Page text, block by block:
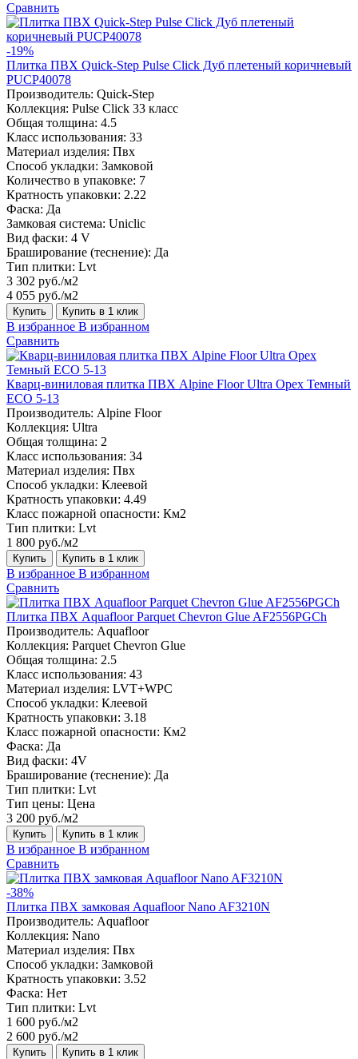
Сравнить
-19%
Плитка ПВХ Quick-Step Pulse Click Дуб плетеный коричневый
PUCP40078
Производитель: Quick-Step
Коллекция: Pulse Click 33 класс
Общая толщина: 4.5
Класс использования: 33
Материал изделия: Пвх
Способ укладки: Замковой
Количество в упаковке: 7
Кратность упаковки: 2.22
Фаска: Да
Замковая система: Uniclic
Вид фаски: 4 V
Браширование (теснение): Да
Тип плитки: Lvt
3 302 руб./м2
4 055 руб./м2
Купить Купить в 1 клик
В избранное В избранном
Сравнить
Кварц-виниловая плитка ПВХ Alpine Floor Ultra Орех Темный
ECO 5-13
Производитель: Alpine Floor
Коллекция: Ultra
Общая толщина: 2
Класс использования: 34
Материал изделия: Пвх
Способ укладки: Клеевой
Кратность упаковки: 4.49
Класс пожарной опасности: Км2
Тип плитки: Lvt
1 800 руб./м2
Купить Купить в 1 клик
В избранное В избранном
Сравнить
Плитка ПВХ Aquafloor Parquet Chevron Glue AF2556PGCh
Производитель: Aquafloor
Коллекция: Parquet Chevron Glue
Общая толщина: 2.5
Класс использования: 43
Материал изделия: LVT+WPC
Способ укладки: Клеевой
Кратность упаковки: 3.18
Класс пожарной опасности: Км2
Фаска: Да
Вид фаски: 4V
Браширование (теснение): Да
Тип плитки: Lvt
Тип цены: Цена
3 200 руб./м2
Купить Купить в 1 клик
В избранное В избранном
Сравнить
-38%
Плитка ПВХ замковая Aquafloor Nano AF3210N
Производитель: Aquafloor
Коллекция: Nano
Материал изделия: Пвх
Способ укладки: Замковой
Кратность упаковки: 3.52
Фаска: Нет
Тип плитки: Lvt
1 600 руб./м2
2 600 руб./м2
Купить Купить в 1 клик